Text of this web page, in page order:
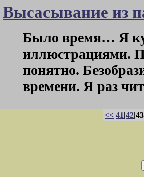
Высасывание из
Было время… Я
иллюстрациями.
понятно.
времени. Я раз
<< 41|42